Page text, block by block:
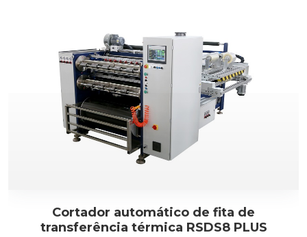
Cortador automático de fita de
transferência térmica RSDS8 PLUS